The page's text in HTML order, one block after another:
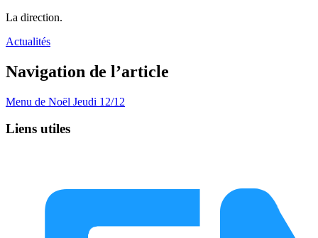
​La direction.
Actualités
Navigation de l’article
Menu de Noël Jeudi 12/12
Liens utiles